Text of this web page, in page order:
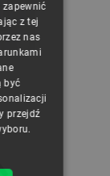
CZECH
ENGLISH
GERMAN
zapewnić
z tej
nas
być
przejdź